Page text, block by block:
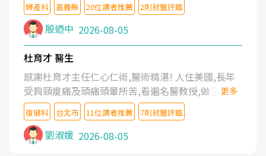
婦產科 嘉義縣 20位讀者推薦 2則就醫評鑑
殷迺中 2026-08-05
杜育才 醫生
感謝杜育才主任仁心仁術,醫術精湛! 人住美國,長年
受肩頸痠痛及頭痛頭暈所苦,看遍名醫教授,做了各種
檢查,也嘗試過西醫打針,中醫針灸及物理徒手治療都
沒有用,後來連吃到嗎啡類止痛藥都效果有限,只是壓
症狀,沒多久就痛起來,多年失眠嚴重影響生活品質.
台灣親友介紹忠孝醫院杜育才主任是頸頭症候群專
更多
復健科 台北市 11位讀者推薦 7則就醫評鑑
劉淑媛 2026-08-05